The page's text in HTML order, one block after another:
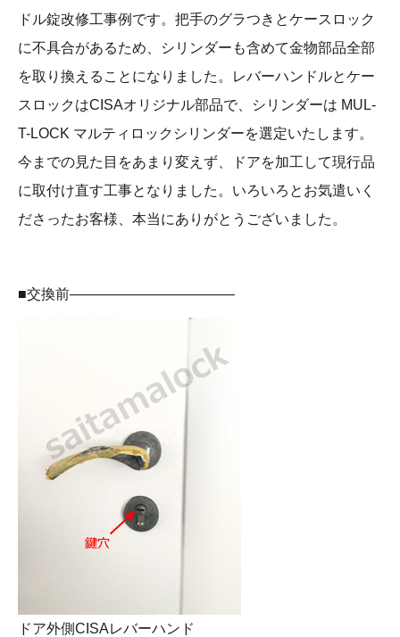
ドル錠改修工事例です。把手のグラつきとケースロック
に不具合があるため、シリンダーも含めて金物部品全部
を取り換えることになりました。レバーハンドルとケー
スロックはCISAオリジナル部品で、シリンダーは MUL-
T-LOCK マルティロックシリンダーを選定いたします。
今までの見た目をあまり変えず、ドアを加工して現行品
に取付け直す工事となりました。いろいろとお気遣いく
ださったお客様、本当にありがとうございました。
■交換前———————————–
ドア外側CISAレバーハンド